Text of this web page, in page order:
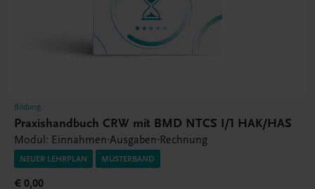
Bildung
Praxishandbuch CRW mit BMD NTCS I/1 HAK/HAS
Modul: Einnahmen-Ausgaben-Rechnung
NEUER LEHRPLAN MUSTERBAND
€ 0,00